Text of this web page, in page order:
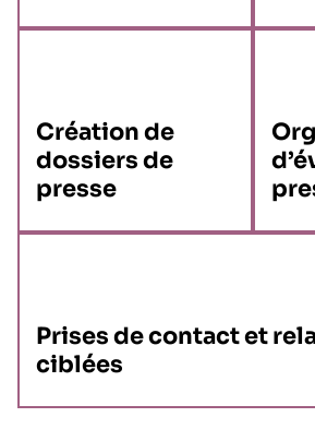
Création de
dossiers de
presse
Prises de contact et
ciblées